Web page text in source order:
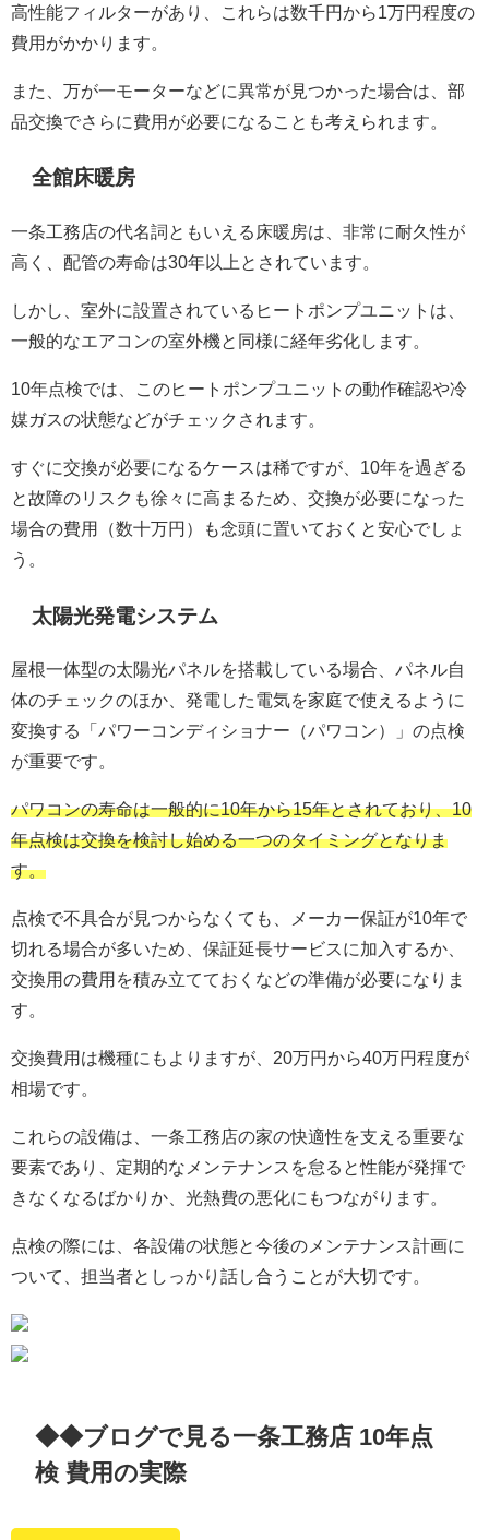
高性能フィルターがあり、これらは数千円から1万円程度の
費用がかかります。
また、万が一モーターなどに異常が見つかった場合は、部
品交換でさらに費用が必要になることも考えられます。
全館床暖房
一条工務店の代名詞ともいえる床暖房は、非常に耐久性が
高く、配管の寿命は30年以上とされています。
しかし、室外に設置されているヒートポンプユニットは、
一般的なエアコンの室外機と同様に経年劣化します。
10年点検では、このヒートポンプユニットの動作確認や冷
媒ガスの状態などがチェックされます。
すぐに交換が必要になるケースは稀ですが、10年を過ぎる
と故障のリスクも徐々に高まるため、交換が必要になった
場合の費用（数十万円）も念頭に置いておくと安心でしょ
う。
太陽光発電システム
屋根一体型の太陽光パネルを搭載している場合、パネル自
体のチェックのほか、発電した電気を家庭で使えるように
変換する「パワーコンディショナー（パワコン）」の点検
が重要です。
パワコンの寿命は一般的に10年から15年とされており、10
年点検は交換を検討し始める一つのタイミングとなりま
す。
点検で不具合が見つからなくても、メーカー保証が10年で
切れる場合が多いため、保証延長サービスに加入するか、
交換用の費用を積み立てておくなどの準備が必要になりま
す。
交換費用は機種にもよりますが、20万円から40万円程度が
相場です。
これらの設備は、一条工務店の家の快適性を支える重要な
要素であり、定期的なメンテナンスを怠ると性能が発揮で
きなくなるばかりか、光熱費の悪化にもつながります。
点検の際には、各設備の状態と今後のメンテナンス計画に
ついて、担当者としっかり話し合うことが大切です。
◆◆ブログで見る一条工務店 10年点
検 費用の実際